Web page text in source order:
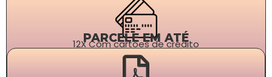
PARCELE EM ATÉ
12X Com cartões de crédito